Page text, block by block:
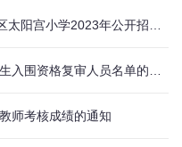
师考核成绩的通知